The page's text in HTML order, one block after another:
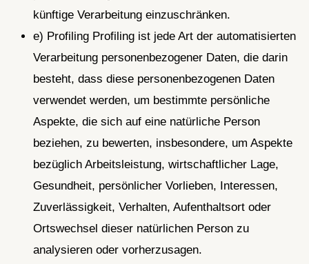
künftige Verarbeitung einzuschränken.
e) Profiling Profiling ist jede Art der automatisierten
Verarbeitung personenbezogener Daten, die darin
besteht, dass diese personenbezogenen Daten
verwendet werden, um bestimmte persönliche
Aspekte, die sich auf eine natürliche Person
beziehen, zu bewerten, insbesondere, um Aspekte
bezüglich Arbeitsleistung, wirtschaftlicher Lage,
Gesundheit, persönlicher Vorlieben, Interessen,
Zuverlässigkeit, Verhalten, Aufenthaltsort oder
Ortswechsel dieser natürlichen Person zu
analysieren oder vorherzusagen.